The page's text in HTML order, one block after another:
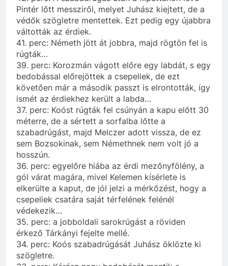
Pintér lőtt messziről, melyet Juhász kiejtett, de a
védők szögletre mentettek. Ezt pedig egy újabbra
váltották az érdiek.
41. perc: Németh jött át jobbra, majd rögtön fel is
rúgták…
39. perc: Korozmán vágott előre egy labdát, s egy
bedobással előrejöttek a csepeliek, de ezt
követően már a második passzt is elrontották, így
ismét az érdiekhez került a labda…
37. perc: Koóst rúgták fel csúnyán a kapu előtt 30
méterre, de a sértett a sorfalba lőtte a
szabadrúgást, majd Melczer adott vissza, de ez
sem Bozsokinak, sem Némethnek nem volt jó a
hosszún.
36. perc: egyelőre hiába az érdi mezőnyfölény, a
gól várat magára, mivel Kelemen kísérlete is
elkerülte a kaput, de jól jelzi a mérkőzést, hogy a
csepeliek csatára saját térfelének felénél
védekezik…
35. perc: a jobboldali sarokrúgást a röviden
érkező Tárkányi fejelte mellé.
34. perc: Koós szabadrúgását Juhász öklözte ki
szögletre.